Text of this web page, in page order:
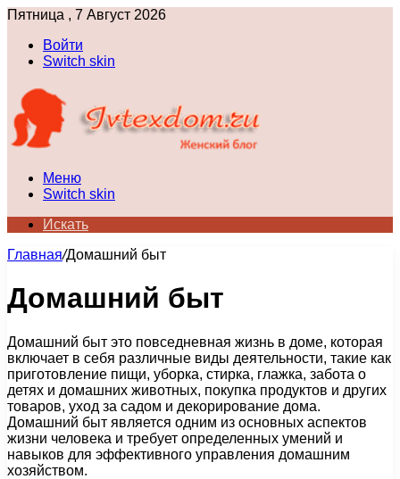
Пятница , 7 Август 2026
Войти
Switch skin
Меню
Switch skin
Искать
Главная/Домашний быт
Домашний быт
Домашний быт это повседневная жизнь в доме, которая
включает в себя различные виды деятельности, такие как
приготовление пищи, уборка, стирка, глажка, забота о
детях и домашних животных, покупка продуктов и других
товаров, уход за садом и декорирование дома.
Домашний быт является одним из основных аспектов
жизни человека и требует определенных умений и
навыков для эффективного управления домашним
хозяйством.